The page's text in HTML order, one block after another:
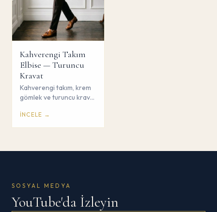
Kahverengi Takım
Elbise — Turuncu
Kravat
Kahverengi takım, krem
gömlek ve turuncu kravat
sofistike kombin. Çorum
Savaş Giyim.
İNCELE →
SOSYAL MEDYA
YouTube'da İzleyin